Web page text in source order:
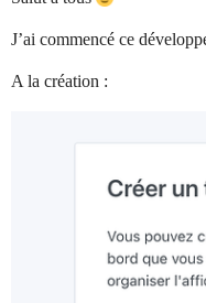
J’ai commencé ce
A la création :